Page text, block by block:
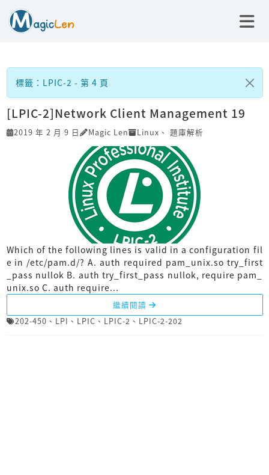
標籤：LPIC-2 - 第 4 頁
[LPIC-2]Network Client Management 19
2019 年 2 月 9 日 Magic Len Linux 、 題庫解析
Which of the following lines is valid in a configuration fil
e in /etc/pam.d/? A. auth required pam_unix.so try_first
_pass nullok B. auth try_first_pass nullok, require pam_
unix.so C. auth require...
繼續閱讀
202-450 、 LPI 、 LPIC 、 LPIC-2 、 LPIC-2-202